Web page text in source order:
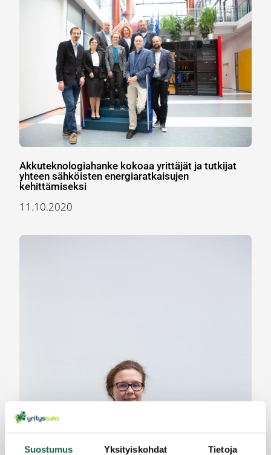
Suostumus Yksityiskohdat Tietoja
Akkuteknologiahanke kokoaa yrittäjät ja tutkijat
yhteen sähköisten energiaratkaisujen
kehittämiseksi
11.10.2020